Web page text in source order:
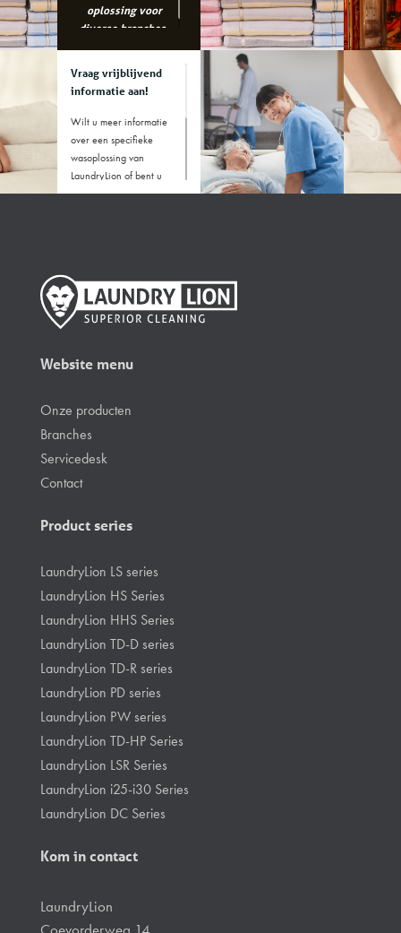
oplossing voor
diverse branches..
Vraag vrijblijvend
informatie aan!
Wilt u meer informatie
over een specifieke
wasoplossing van
LaundryLion of bent u
benieuwd welke
of bellen naar +31 88
5286300
Website menu
Onze producten
Branches
Servicedesk
Contact
Product series
LaundryLion LS series
LaundryLion HS Series
LaundryLion HHS Series
LaundryLion TD-D series
LaundryLion TD-R series
LaundryLion PD series
LaundryLion PW series
LaundryLion TD-HP Series
LaundryLion LSR Series
LaundryLion i25-i30 Series
LaundryLion DC Series
Kom in contact
LaundryLion